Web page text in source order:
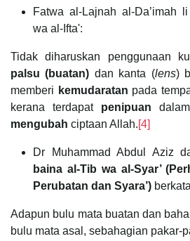
Fatwa al-Lajnah al-Da’imah
wa al-Ifta':
Tidak diharuskan penggunaan
palsu (buatan) dan kanta (lens)
memberi kemudaratan pada
kerana terdapat penipuan
mengubah ciptaan Allah.[4]
Dr Muhammad Abdul Aziz
baina al-Tib wa al-Syar’
Perubatan dan Syara’)
Adapun bulu mata buatan dan
bulu mata asal, sebahagian pakar-